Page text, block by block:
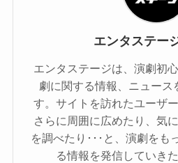
エンタステー
エンタステージは、演劇初
劇に関する情報、ニュース
す。サイトを訪れたユーザ
さらに周囲に広めたり、気
を調べたり･･･と、演劇をも
る情報を発信していき